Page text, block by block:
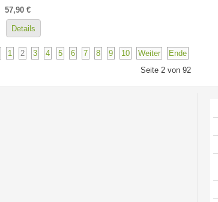
57,90 €
Details
1 2 3 4 5 6 7 8 9 10 Weiter
Ende
Seite 2 von 92